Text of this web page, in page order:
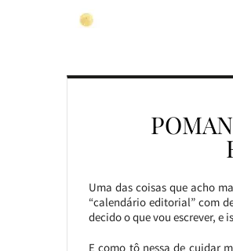
Uma das coisas que acho
“calendário editorial” com
decido o que vou escrever, e
E como tô nessa de cuidar